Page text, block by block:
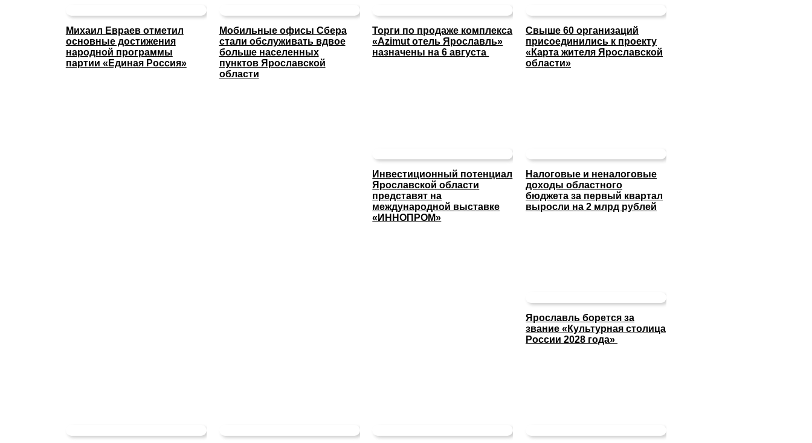
Михаил Евраев отметил
основные достижения
народной программы
партии «Единая Россия»
Мобильные офисы Сбера
стали обслуживать вдвое
больше населенных
пунктов Ярославской
области
Торги по продаже комплекса
«Azimut отель Ярославль»
назначены на 6 августа
Свыше 60 организаций
присоединились к проекту
«Карта жителя Ярославской
области»
Инвестиционный потенциал
Ярославской области
представят на
международной выставке
«ИННОПРОМ»
Налоговые и неналоговые
доходы областного
бюджета за первый квартал
выросли на 2 млрд рублей
Ярославль борется за
звание «Культурная столица
России 2028 года»